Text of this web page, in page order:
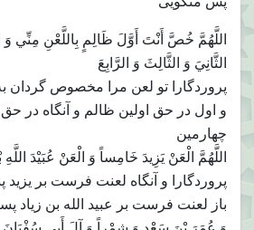
اللَّهُمَّ خُصَّ أَنْتَ أَوَّلَ ظَالِمٍ بِاللَّعْنِ مِنِّي وَ
الثَّانِيَ وَ الثَّالِثَ وَ الرَّابِعَ‏
پروردگارا تو لعن مرا مخصوص
و اول در حق اولين ظالم و آنگاه در
چهارمين
اللَّهُمَّ الْعَنْ يَزِيدَ خَامِساً وَ الْعَنْ عُبَيْدَ
پروردگارا و آنگاه لعنت فرست بر يزيد
باز لعنت فرست بر عبيد الله بن زياد